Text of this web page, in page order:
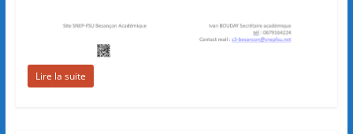
Lire la suite